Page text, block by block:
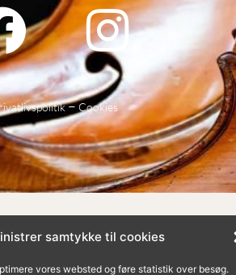
samtykke til cookies
vores websted og føre statistik over besøg.
–Cookies